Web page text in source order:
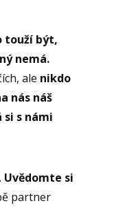
touží být,
nemá.
ale nikdo
nás náš
s námi
. Uvědomte si
partner